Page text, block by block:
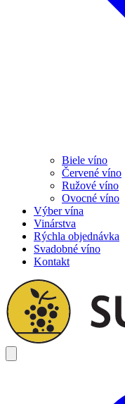
Biele víno
Červené víno
Ružové víno
Ovocné víno
Výber vína
Vinárstva
Rýchla objednávka
Svadobné víno
Kontakt